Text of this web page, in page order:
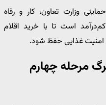
وزارت تعاون، کار و رفاه
است تا با خرید اقلام
امنیت غذایی حفظ شود.
مرحله چهارم